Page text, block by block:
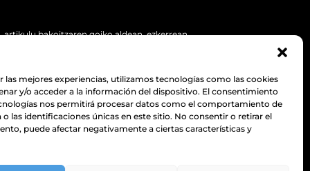
las mejores experiencias, utilizamos tecnologías como las cookies
y/o acceder a la información del dispositivo. El consentimiento
nos permitirá procesar datos como el comportamiento de
o las identificaciones únicas en este sitio. No consentir o retirar el
puede afectar negativamente a ciertas características y
artikulu bakoitzaren goiko aldean, ezkerrean.
dago.